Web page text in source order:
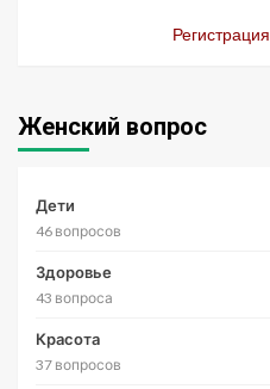
Регистрация
Женский вопрос
Дети
46 вопросов
Здоровье
43 вопроса
Красота
37 вопросов